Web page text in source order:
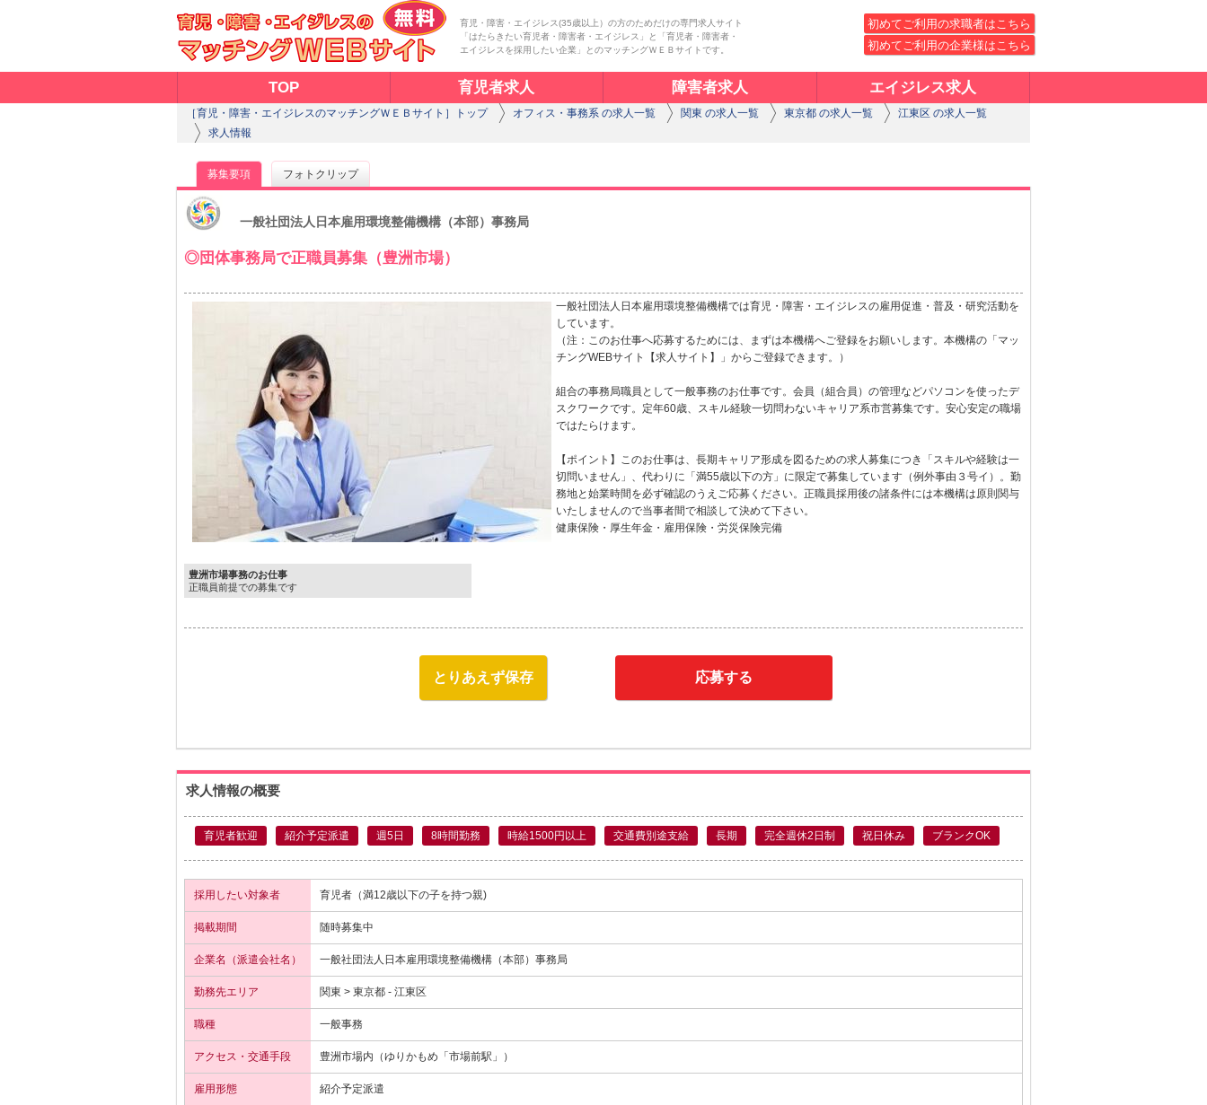
育児・障害・エイジレス(35歳以上）の方のためだけの専門求人サイト
「はたらきたい育児者・障害者・エイジレス」と「育児者・障害者・
エイジレスを採用したい企業」とのマッチングＷＥＢサイトです。
初めてご利用の求職者はこちら
初めてご利用の企業様はこちら
TOP 育児者求人 障害者求人 エイジレス求人
［育児・障害・エイジレスのマッチングＷＥＢサイト］トップ オフィス・事務系 の求人一覧 関東 の求人一覧 東京都 の求人一覧
江東区 の求人一覧
求人情報
募集要項 フォトクリップ
一般社団法人日本雇用環境整備機構（本部）事務局
◎団体事務局で正職員募集（豊洲市場）
豊洲市場事務のお仕事
正職員前提での募集です
一般社団法人日本雇用環境整備機構では育児・障害・エイジレスの雇用促進・普及・研究活動を
しています。
（注：このお仕事へ応募するためには、まずは本機構へご登録をお願いします。本機構の「マッ
チングWEBサイト【求人サイト】」からご登録できます。）
組合の事務局職員として一般事務のお仕事です。会員（組合員）の管理などパソコンを使ったデ
スクワークです。定年60歳、スキル経験一切問わないキャリア系市営募集です。安心安定の職場
ではたらけます。
【ポイント】このお仕事は、長期キャリア形成を図るための求人募集につき「スキルや経験は一
切問いません」、代わりに「満55歳以下の方」に限定で募集しています（例外事由３号イ）。勤
務地と始業時間を必ず確認のうえご応募ください。正職員採用後の諸条件には本機構は原則関与
いたしませんので当事者間で相談して決めて下さい。
健康保険・厚生年金・雇用保険・労災保険完備
とりあえず保存 応募する
求人情報の概要
育児者歓迎 紹介予定派遣 週5日 8時間勤務 時給1500円以上 交通費別途支給 長期 完全週休2日制 祝日休み ブランクOK
採用したい対象者 育児者（満12歳以下の子を持つ親)
掲載期間 随時募集中
企業名（派遣会社名） 一般社団法人日本雇用環境整備機構（本部）事務局
勤務先エリア 関東 > 東京都 - 江東区
職種 一般事務
アクセス・交通手段 豊洲市場内（ゆりかもめ「市場前駅」）
雇用形態 紹介予定派遣